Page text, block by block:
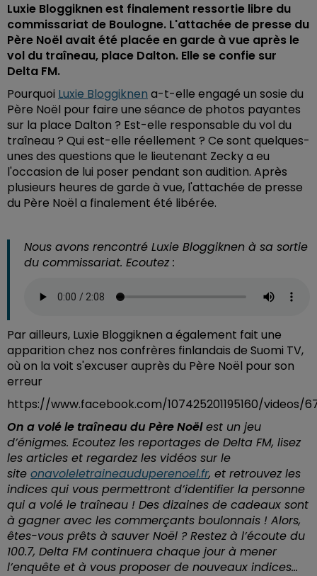
Luxie Bloggiknen est finalement ressortie libre du
commissariat de Boulogne. L'attachée de presse du
Père Noël avait été placée en garde à vue après le
vol du traîneau, place Dalton. Elle se confie sur
Delta FM.
Pourquoi Luxie Bloggiknen a-t-elle engagé un sosie du
Père Noël pour faire une séance de photos payantes
sur la place Dalton ? Est-elle responsable du vol du
traîneau ? Qui est-elle réellement ? Ce sont quelques-
unes des questions que le lieutenant Zecky a eu
l'occasion de lui poser pendant son audition. Après
plusieurs heures de garde à vue, l'attachée de presse
du Père Noël a finalement été libérée.
Nous avons rencontré Luxie Bloggiknen à sa sortie
du commissariat. Ecoutez :
Par ailleurs, Luxie Bloggiknen a également fait une
apparition chez nos confrères finlandais de Suomi TV,
où on la voit s'excuser auprès du Père Noël pour son
erreur
https://www.facebook.com/107425201195160/videos/
On a volé le traîneau du Père Noëlest un jeu
d’énigmes. Ecoutez les reportages de Delta FM, lisez
les articles et regardez les vidéos sur le
site onavoleletraineauduperenoel.fr, et retrouvez les
indices qui vous permettront d’identifier la personne
qui a volé le traîneau ! Des dizaines de cadeaux sont
à gagner avec les commerçants boulonnais ! Alors,
êtes-vous prêts à sauver Noël ? Restez à l’écoute du
100.7, Delta FM continuera chaque jour à mener
l’enquête et à vous proposer de nouveaux indices…